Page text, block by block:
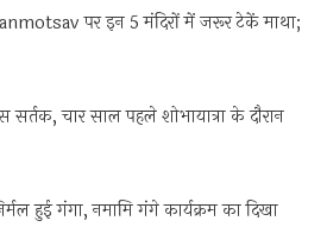
पर इन 5 मंदिरों में जरूर टेकें माथा;
चार साल पहले शोभायात्रा के दौरान
हुई गंगा, नमामि गंगे कार्यक्रम का दिखा